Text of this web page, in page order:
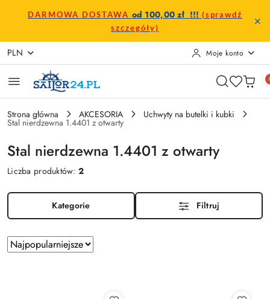
Przejdź do treści głównej
Przejdź do wyszukiwarki
Przejdź do moje konto
Przejdź do menu głównego
Przejdź do stopki
DARMOWA DOSTAWA od 100,00 zł !!! (sprawdź
szczegóły)
PLN Moje konto
Strona główna AKCESORIA Uchwyty na butelki i kubki
Stal nierdzewna 1.4401 z otwarty
Stal nierdzewna 1.4401 z otwarty
Liczba produktów:2
Kategorie Filtruj
Zastosowano
sortowanie:
Sortuj
według